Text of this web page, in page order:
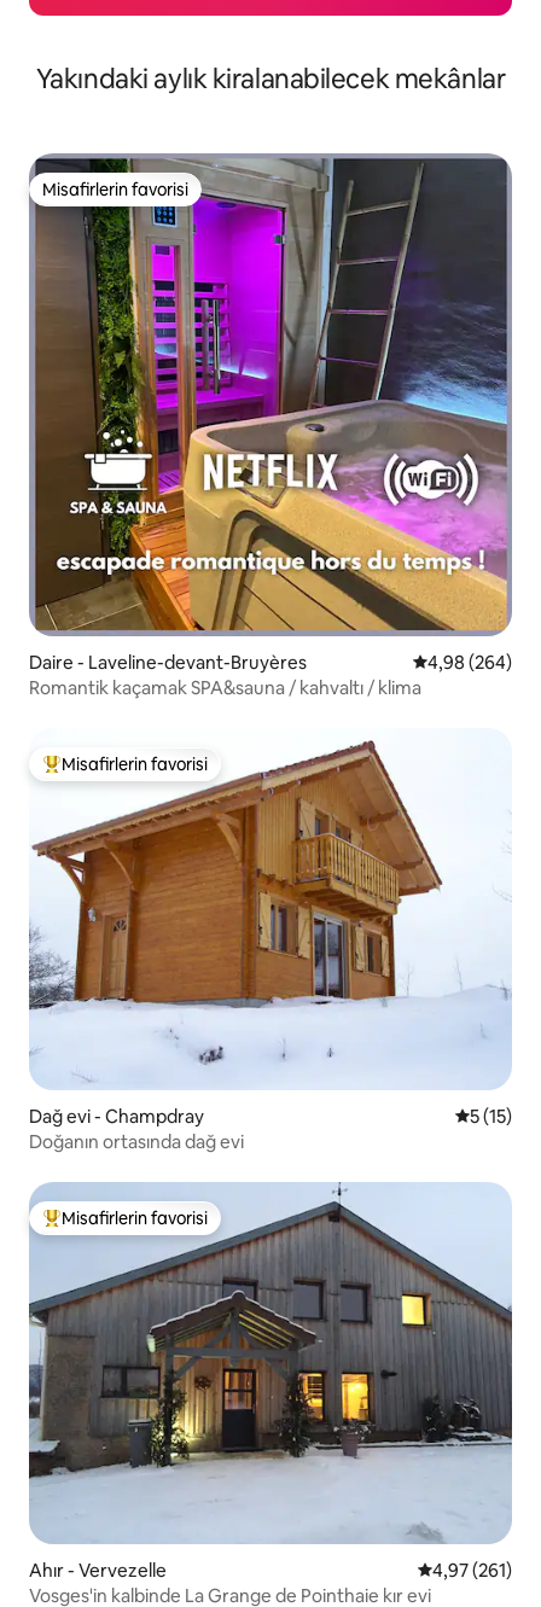
Yakındaki aylık kiralanabilecek mekânlar
Misafirlerin favorisi
Misafirlerin favorisi
Daire - Laveline-devant-Bruyères 5 üzerinden
4,98 (264)
Romantik kaçamak SPA&sauna / kahvaltı / klima
Misafirlerin favorilerinden en beğenilenler arasında
Misafirlerin favorisi
Dağ evi - Champdray 55 (15)
Doğanın ortasında dağ evi
Misafirlerin favorilerinden en beğenilenler arasında
Misafirlerin favorisi
Ahır - Vervezelle 5 üzerinden
4,97 (261)
Vosges'in kalbinde La Grange de Pointhaie kır evi